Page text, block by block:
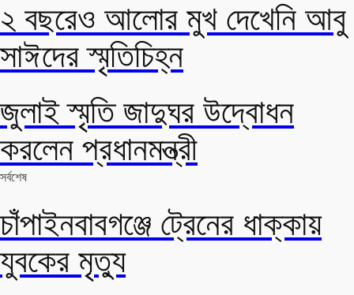
২ বছরেও আলোর মুখ দেখেনি আবু
সাঈদের স্মৃতিচিহ্ন
জুলাই স্মৃতি জাদুঘর উদ্বোধন
করলেন প্রধানমন্ত্রী
সর্বশেষ
চাঁপাইনবাবগঞ্জে ট্রেনের ধাক্কায়
যুবকের মৃত্যু